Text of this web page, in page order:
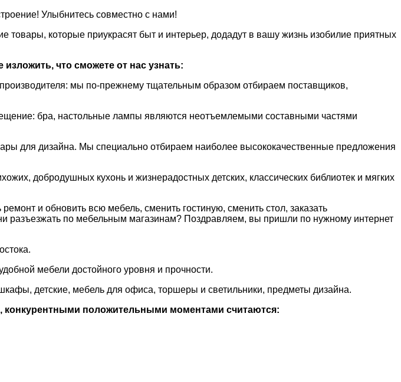
Улыбнитесь совместно с нами!
которые приукрасят быт и интерьер, додадут в вашу жизнь изобилие приятных
что сможете от нас узнать:
мы по-прежнему тщательным образом отбираем поставщиков,
бра, настольные лампы являются неотъемлемыми составными частями
для дизайна. Мы специально отбираем наиболее высококачественные предложения
добродушных кухонь и жизнерадостных детских, классических библиотек и мягких
и обновить всю мебель, сменить гостиную, сменить стол, заказать
разъезжать по мебельным магазинам? Поздравляем, вы пришли по нужному интернет
мебели достойного уровня и прочности.
детские, мебель для офиса, торшеры и светильники, предметы дизайна.
конкурентными положительными моментами считаются: